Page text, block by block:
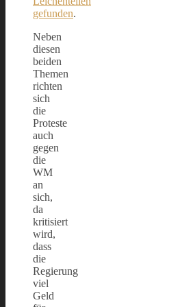
gefunden.
Neben
diesen
beiden
Themen
richten
sich
die
Proteste
auch
gegen
die
WM
an
sich,
da
kritisiert
wird,
dass
die
Regierung
viel
Geld